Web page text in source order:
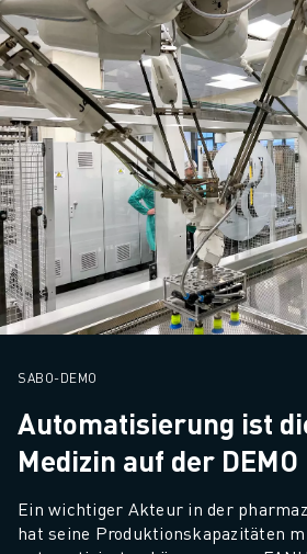
SABO-DEMO
Automatisierung ist
Medizin auf der DEMO
Ein wichtiger Akteur in der
hat seine Produktionskapazitäten